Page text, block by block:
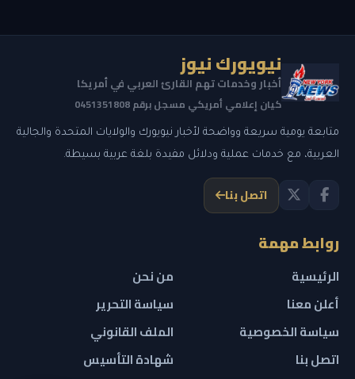
نيويورك نيوز
أخبار وخدمات تهم القارئ العربي في أمريكا
كيان إعلامي أمريكي مسجل برقم 0451351808
متابعة يومية سريعة وواضحة لأخبار نيويورك والولايات المتحدة والجالية
العربية، مع خدمات عملية ودلائل مفيدة بلغة عربية بسيطة.
اتصل بنا
روابط مهمة
الرئيسية
من نحن
أعلن معنا
سياسة التحرير
سياسة الخصوصية
الملف القانوني
اتصل بنا
شهادة التأسيس